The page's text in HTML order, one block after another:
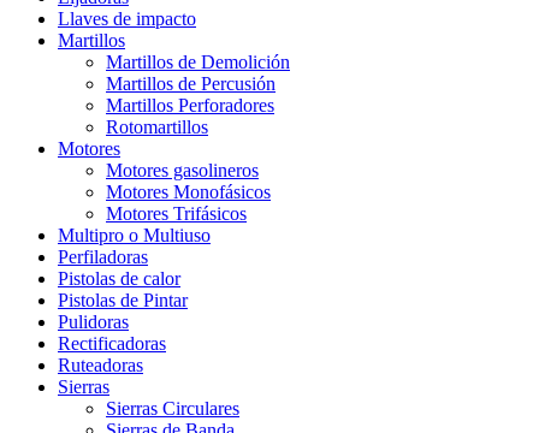
Llaves de impacto
Martillos
Martillos de Demolición
Martillos de Percusión
Martillos Perforadores
Rotomartillos
Motores
Motores gasolineros
Motores Monofásicos
Motores Trifásicos
Multipro o Multiuso
Perfiladoras
Pistolas de calor
Pistolas de Pintar
Pulidoras
Rectificadoras
Ruteadoras
Sierras
Sierras Circulares